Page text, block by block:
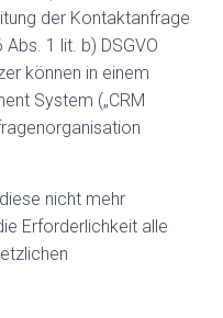
der Kontaktanfrage
1 lit. b) DSGVO
können in einem
System („CRM
nicht mehr
Erforderlichkeit alle